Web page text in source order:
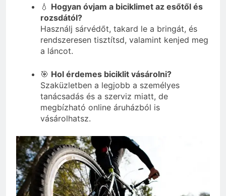
💧 Hogyan óvjam a biciklimet az esőtől és
rozsdától?
Használj sárvédőt, takard le a bringát, és
rendszeresen tisztítsd, valamint kenjed meg
a láncot.
🎯 Hol érdemes biciklit vásárolni?
Szaküzletben a legjobb a személyes
tanácsadás és a szerviz miatt, de
megbízható online áruházból is
vásárolhatsz.